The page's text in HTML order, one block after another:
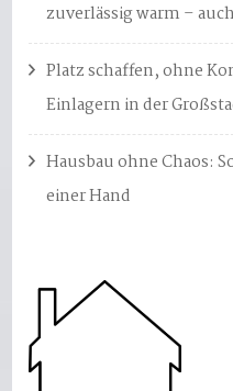
zuverlässig warm –
Platz schaffen, ohne
Einlagern in der
Hausbau ohne Chaos:
einer Hand